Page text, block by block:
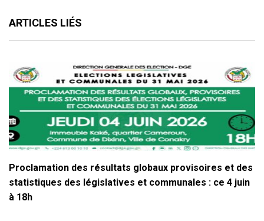
ARTICLES LIÉS
Proclamation des résultats globaux provisoires et des
statistiques des législatives et communales : ce 4 juin
à 18h